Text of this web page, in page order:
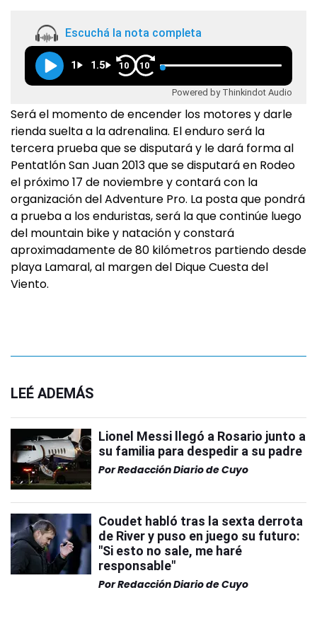
Escuchá la nota completa
1 1.5 10 10
Powered by Thinkindot Audio
Será el momento de encender los motores y darle
rienda suelta a la adrenalina. El enduro será la
tercera prueba que se disputará y le dará forma al
Pentatlón San Juan 2013 que se disputará en Rodeo
el próximo 17 de noviembre y contará con la
organización del Adventure Pro. La posta que pondrá
a prueba a los enduristas, será la que continúe luego
del mountain bike y natación y constará
aproximadamente de 80 kilómetros partiendo desde
playa Lamaral, al margen del Dique Cuesta del
Viento.
LEÉ ADEMÁS
Lionel Messi llegó a Rosario junto a
su familia para despedir a su padre
PorRedacción Diario de Cuyo
Coudet habló tras la sexta derrota
de River y puso en juego su futuro:
"Si esto no sale, me haré
responsable"
PorRedacción Diario de Cuyo